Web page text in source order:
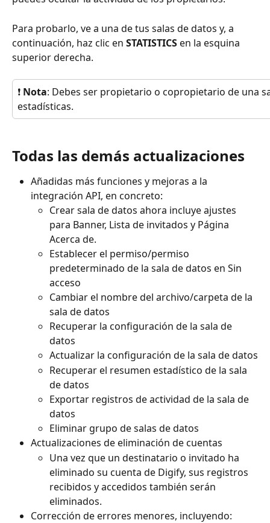
Para probarlo, ve a una de tus salas de datos y, a
continuación, haz clic en STATISTICS en la esquina
superior derecha.
❗ Nota: Debes ser propietario o copropietario de una
estadísticas.
Todas las demás actualizaciones
Añadidas más funciones y mejoras a la
integración API, en concreto:
Crear sala de datos ahora incluye ajustes
para Banner, Lista de invitados y Página
Acerca de.
Establecer el permiso/permiso
predeterminado de la sala de datos en Sin
acceso
Cambiar el nombre del archivo/carpeta de la
sala de datos
Recuperar la configuración de la sala de
datos
Actualizar la configuración de la sala de datos
Recuperar el resumen estadístico de la sala
de datos
Exportar registros de actividad de la sala de
datos
Eliminar grupo de salas de datos
Actualizaciones de eliminación de cuentas
Una vez que un destinatario o invitado ha
eliminado su cuenta de Digify, sus registros
recibidos y accedidos también serán
eliminados.
Corrección de errores menores, incluyendo: